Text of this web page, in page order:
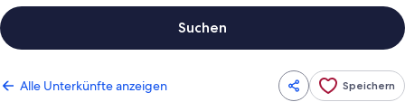
Suchen
Alle Unterkünfte anzeigen Speichern